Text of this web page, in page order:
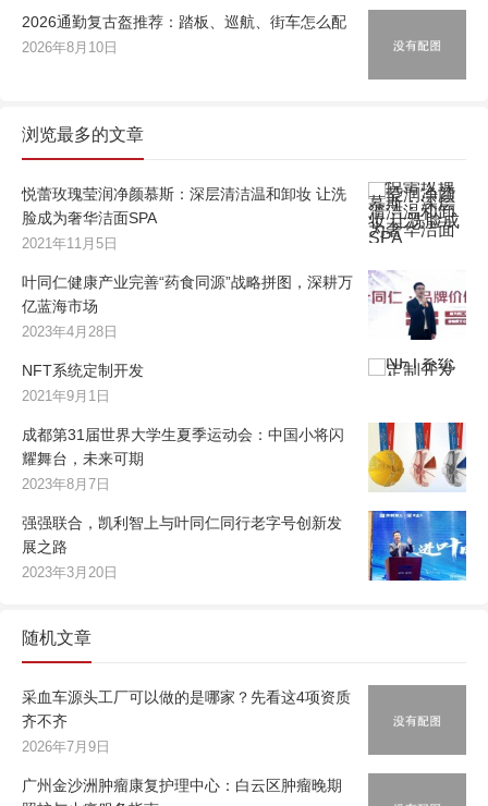
2026通勤复古盔推荐：踏板、巡航、街车怎么配
2026年8月10日
浏览最多的文章
悦蕾玫瑰莹润净颜慕斯：深层清洁温和卸妆 让洗
脸成为奢华洁面SPA
2021年11月5日
叶同仁健康产业完善“药食同源”战略拼图，深耕万
亿蓝海市场
2023年4月28日
NFT系统定制开发
2021年9月1日
成都第31届世界大学生夏季运动会：中国小将闪
耀舞台，未来可期
2023年8月7日
强强联合，凯利智上与叶同仁同行老字号创新发
展之路
2023年3月20日
随机文章
采血车源头工厂可以做的是哪家？先看这4项资质
齐不齐
2026年7月9日
广州金沙洲肿瘤康复护理中心：白云区肿瘤晚期